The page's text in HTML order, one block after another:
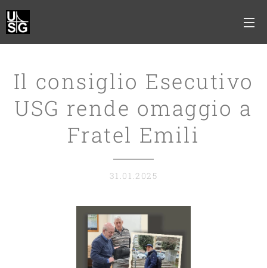
Il consiglio Esecutivo
USG rende omaggio a
Fratel Emili
31.01.2025